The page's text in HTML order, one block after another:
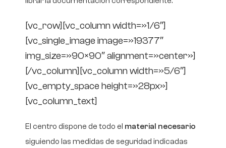
[vc_row][vc_column width=»1/6″]
[vc_single_image image=»19377″
img_size=»90×90″ alignment=»center»]
[/vc_column][vc_column width=»5/6″]
[vc_empty_space height=»28px»]
[vc_column_text]
El centro dispone de todo el material necesario
siguiendo las medidas de seguridad indicadas